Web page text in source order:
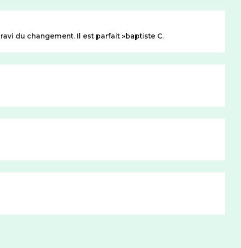
du changement. Il est parfait baptiste C.